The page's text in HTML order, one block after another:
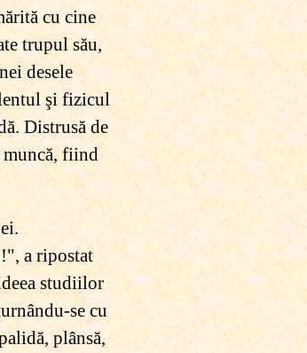
cu cine
trupul său,
desele
şi fizicul
Distrusă de
muncă, fiind
a ripostat
studiilor
se cu
plânsă,